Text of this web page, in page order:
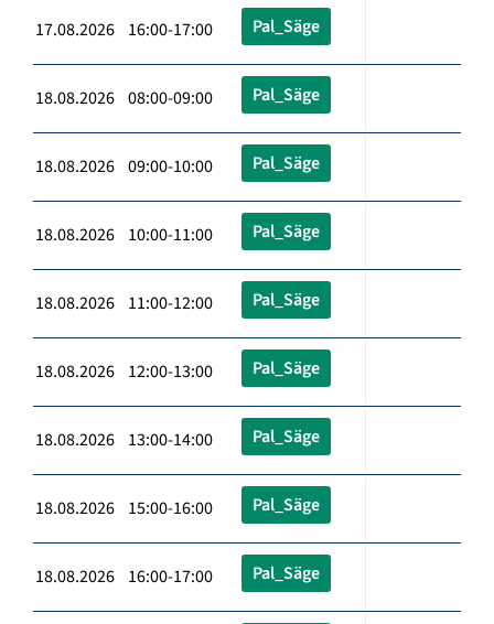
17.08.2026 16:00-17:00 Pal_Säge
18.08.2026 08:00-09:00 Pal_Säge
18.08.2026 09:00-10:00 Pal_Säge
18.08.2026 10:00-11:00 Pal_Säge
18.08.2026 11:00-12:00 Pal_Säge
18.08.2026 12:00-13:00 Pal_Säge
18.08.2026 13:00-14:00 Pal_Säge
18.08.2026 15:00-16:00 Pal_Säge
18.08.2026 16:00-17:00 Pal_Säge